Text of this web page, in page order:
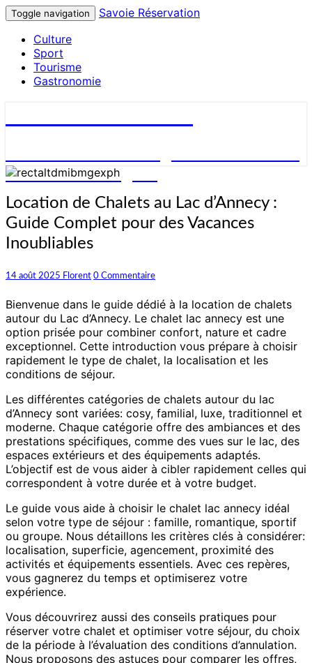
Toggle navigation
Savoie Réservation
Culture
Sport
Tourisme
Gastronomie
et réservez en ligne !
Location
de
Chalets
au
d’Annecy
:
Guide
Complet
pour
des
Vacances
Inoubliables
Location de Chalets au Lac d’Annecy :
Guide Complet pour des Vacances
Inoubliables
14 août 2025 Florent Commentaires
0 Commentaire
Bienvenue dans le guide dédié à la location de chalets
autour du Lac d’Annecy. Le chalet lac annecy est une
option prisée pour combiner confort, nature et cadre
exceptionnel. Cette introduction vous prépare à choisir
rapidement le type de chalet, la localisation et les
conditions de séjour.
Les différentes catégories de chalets autour du lac
d’Annecy sont variées: cosy, familial, luxe, traditionnel et
moderne. Chaque catégorie offre des ambiances et des
prestations spécifiques, comme des vues sur le lac, des
espaces extérieurs et des équipements adaptés.
L’objectif est de vous aider à cibler rapidement celles qui
correspondent à votre durée et à votre budget.
Le guide vous aide à choisir le chalet lac annecy idéal
selon votre type de séjour : famille, romantique, sportif
ou groupe. Nous détaillons les critères clés à considérer:
localisation, superficie, agencement, proximité des
activités et équipements essentiels. Avec ces repères,
vous gagnerez du temps et optimiserez votre
expérience.
Vous découvrirez aussi des conseils pratiques pour
réserver votre chalet et optimiser votre séjour, du choix
de la période à l’évaluation des conditions d’annulation.
Nous proposons des astuces pour comparer les offres,